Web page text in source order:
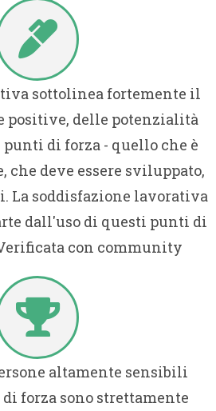
sottolinea fortemente il
positive, delle potenzialità
punti di forza - quello che è
che deve essere sviluppato,
La soddisfazione lavorativa
dall'uso di questi punti di
con community
altamente sensibili
forza sono strettamente